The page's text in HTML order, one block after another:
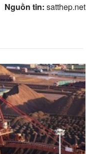
Nguồn tin: satthep.net